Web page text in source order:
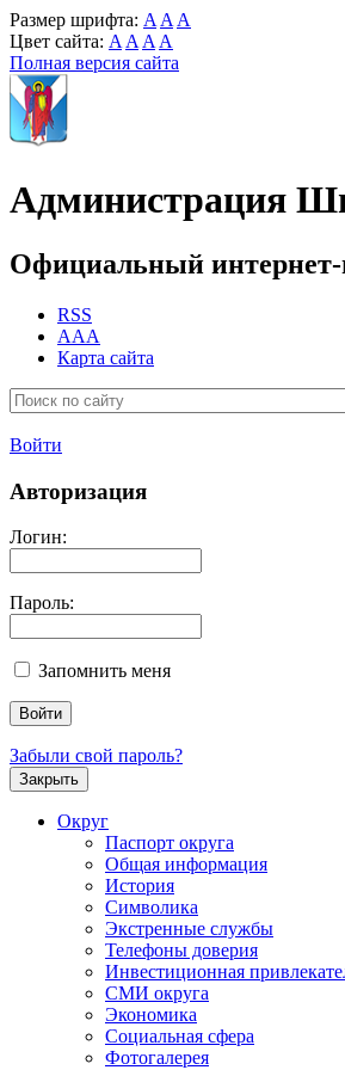
Размер шрифта: A A A
Цвет сайта: A A A A
Полная версия сайта
Администрация
Официальный интернет-
RSS
AAA
Карта сайта
Войти
Авторизация
Логин:
Пароль:
Запомнить меня
Забыли свой пароль?
Закрыть
Округ
Паспорт округа
Общая информация
История
Символика
Экстренные службы
Телефоны доверия
Инвестиционная
СМИ округа
Экономика
Социальная сфера
Фотогалерея